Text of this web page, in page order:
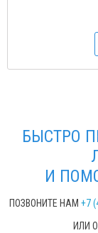
БЫСТРО
И
ПОЗВОНИТЕ НАМ +7
ИЛИ